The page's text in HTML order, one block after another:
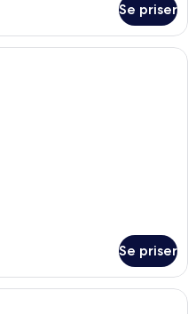
Se priser
moderne spiseområde med et
Se priser
moderne hotelværelse med en